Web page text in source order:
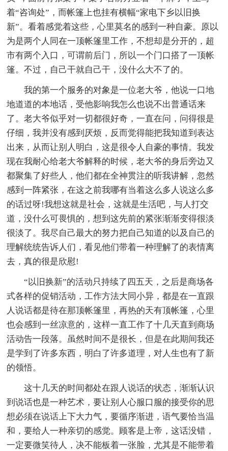
着“咨询处”，而帐篷上也挂有横幅“家电下乡以旧换
新”。看着感觉着这些，心里莫名的感到一种自豪。原以
为是两个人同在一顶帐篷里工作，不想却是分开的，超
市有两个入口，可谓前后门，所以一个门口搭了一顶帐
篷。不过，自己干就自己干，没什么大不了的。
我的第一个服务的对象是一位老大爷，他说一口地
地道道的本地话，受他影响我怎么也说不出普通话来
了。老大爷似乎对一切都很好奇，一直在问，问得很是
仔细，我并没有感到厌烦，反而觉得能把我知道到表达
出来，从而让别人明白，这是很令人自豪的事情。我发
现在我耐心给老大爷解释的时候，老大爷的身后旁边又
都聚集了好些人，他们都在全神贯注的听我讲解，忽然
感到一阵紧张，在这之前我哪有当着这么多人说这么多
的话过呀!我想这就是社会，这就是生活吧，与人打交
道，没什么可畏惧的，想到这先前的紧张渐渐变得很淡
很淡了。我尽自己最大的努力把自己知道的以及自己的
理解统统告诉人们，看见他们带着一种理解了的表情离
去，真的很是欣慰!
“以旧换新”的活动只持续了四五天，之后是商场各
式各样的促销活动，工作方法大同小异，都是在一直跟
人说话都是待在那顶帐篷里，再热的天有顶帐篷，心里
也会感到一丝凉意的，这样一直工作了十几天直到商场
活动告一段落。虽然时间不是很长，但是在此期间我还
是学到了许多东西，明白了许多道理，对人生也有了新
的领悟。
这十几天的时间都处在跟人说话的状态，渐渐认识
到说话也是一种艺术，要让别人心服口服的接受你的思
想必须在说话上下大力气，要循序渐进，语气要恰当温
和，要给人一种亲切的感觉。顾客是上帝，这话没错，
一定要微笑待人，决不能板着一张脸，尤其是不能带着